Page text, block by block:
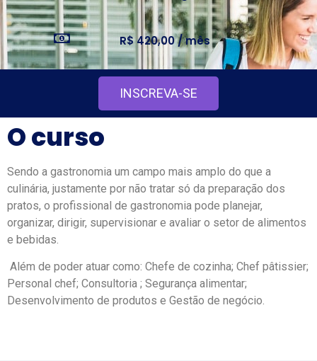
R$ 420,00 / mês
INSCREVA-SE
O curso
Sendo a gastronomia um campo mais amplo do que a
culinária, justamente por não tratar só da preparação dos
pratos, o profissional de gastronomia pode planejar,
organizar, dirigir, supervisionar e avaliar o setor de alimentos
e bebidas.
Além de poder atuar como: Chefe de cozinha; Chef pâtissier;
Personal chef; Consultoria ; Segurança alimentar;
Desenvolvimento de produtos e Gestão de negócio.